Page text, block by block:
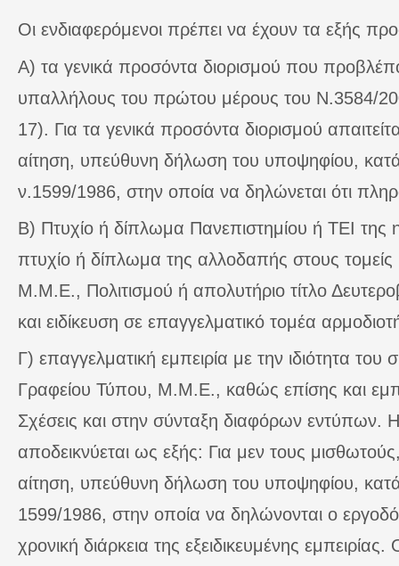
Οι ενδιαφερόμενοι πρέπει να έχουν τα εξής
Α) τα γενικά προσόντα διορισμού που
υπαλλήλους του πρώτου μέρους του Ν.3584/
17). Για τα γενικά προσόντα διορισμού
αίτηση, υπεύθυνη δήλωση του υποψηφίου,
ν.1599/1986, στην οποία να δηλώνεται ότι
Β) Πτυχίο ή δίπλωμα Πανεπιστημίου ή ΤΕΙ της
πτυχίο ή δίπλωμα της αλλοδαπής στους τομείς
Μ.Μ.Ε., Πολιτισμού ή απολυτήριο τίτλο
και ειδίκευση σε επαγγελματικό τομέα
Γ) επαγγελματική εμπειρία με την ιδιότητα του
Γραφείου Τύπου, Μ.Μ.Ε., καθώς επίσης και
Σχέσεις και στην σύνταξη διαφόρων εντύπων. Η
αποδεικνύεται ως εξής: Για μεν τους
αίτηση, υπεύθυνη δήλωση του υποψηφίου,
1599/1986, στην οποία να δηλώνονται ο
χρονική διάρκεια της εξειδικευμένης εμπειρίας.